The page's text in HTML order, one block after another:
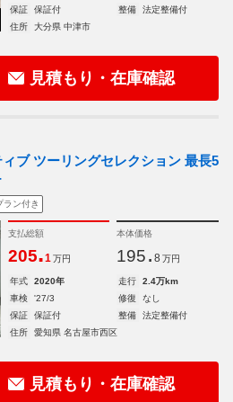
保証
保証付 整備
法定整備付
住所
大分県 中津市
見積もり・在庫確認
ブ ツーリングセレクション 最長5
ラン付き
支払総額
205.1 万円
本体価格
195. 8 万円
年式 2020年 走行
2.4万km
車検
'27/3 修復
なし
保証
保証付 整備
法定整備付
住所
愛知県 名古屋市西区
見積もり・在庫確認